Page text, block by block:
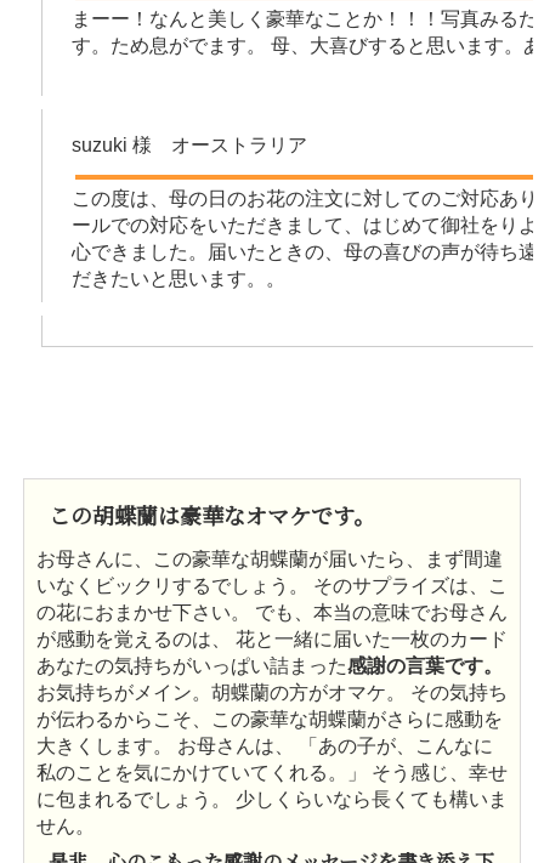
まーー！なんと美しく豪華なことか！！！写真みる
す。ため息がでます。 母、大喜びすると思います。
suzuki 様 オーストラリア
この度は、母の日のお花の注文に対してのご対応あ
ールでの対応をいただきまして、はじめて御社をり
心できました。届いたときの、母の喜びの声が待ち
だきたいと思います。。
この胡蝶蘭は豪華なオマケです。
お母さんに、この豪華な胡蝶蘭が届いたら、まず間違
いなくビックリするでしょう。 そのサプライズは、こ
の花におまかせ下さい。 でも、本当の意味でお母さん
が感動を覚えるのは、 花と一緒に届いた一枚のカード
あなたの気持ちがいっぱい詰まった感謝の言葉です。
お気持ちがメイン。胡蝶蘭の方がオマケ。 その気持ち
が伝わるからこそ、この豪華な胡蝶蘭がさらに感動を
大きくします。 お母さんは、 「あの子が、こんなに
私のことを気にかけていてくれる。」 そう感じ、幸せ
に包まれるでしょう。 少しくらいなら長くても構いま
せん。